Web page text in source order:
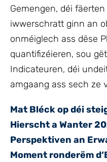
Gemengen, déi
iwwerschratt ginn an
onméiglech ass dëse
quantifizéieren, sou
Indicateuren, déi
amgaang ass sech ze
Mat Bléck op déi
Hierscht a Wanter
Perspektiven an
Moment ronderëm